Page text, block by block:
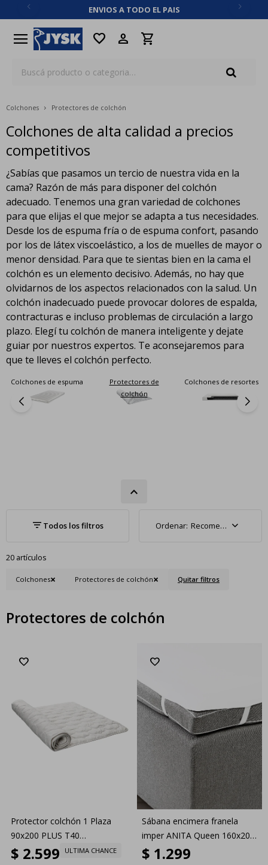
ENVIOS A TODO EL PAIS
menu favorite
Colchones Protectores de colchón
Colchones de alta calidad a precios
competitivos
¿Sabías que pasamos un tercio de nuestra vida en la
cama? Razón de más para disponer del colchón
adecuado. Tenemos una gran variedad de colchones
para que elijas el que mejor se adapta a tus necesidades.
Desde los de espuma fría o de espuma confort, pasando
por los de látex viscoelástico, a los de muelles de mayor o
menor densidad. Para que te sientas bien en la cama el
colchón es un elemento decisivo. Además, no hay que
olvidarnos de los aspectos relacionados con la salud. Un
colchón inadecuado puede provocar dolores de espalda,
contracturas e incluso problemas de circulación a largo
plazo. Elegí tu colchón de manera inteligente y dejate
guiar por nuestros expertos. Te aconsejaremos para
que te lleves el colchón perfecto.
de espuma
Protectores de
colchón
Colchones de resortes
Recomendados
20 artículos
Colchones Protectores de colchón Quitar filtros
Protectores de colchón
Protector colchón 1 Plaza
90x200 PLUS T40
Dreamzone
$ 2.599 ULTIMA CHANCE
Sábana encimera franela
imper ANITA Queen 160x200
bl
$ 1.299
close